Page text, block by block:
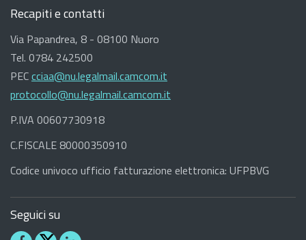
Recapiti e contatti
Via Papandrea, 8 - 08100 Nuoro
Tel. 0784 242500
PECcciaa@nu.legalmail.camcom.it
protocollo@nu.legalmail.camcom.it
P.IVA 00607730918
C.FISCALE 80000350910
Codice univoco ufficio fatturazione elettronica: UFPBVG
Seguici su